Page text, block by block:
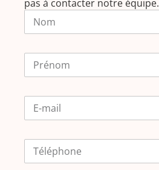
pas à contacter notre équipe.